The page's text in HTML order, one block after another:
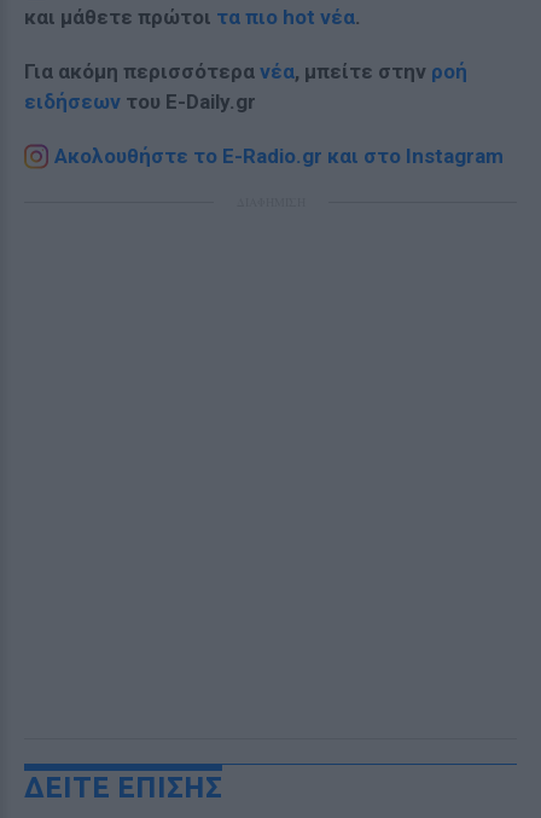
και μάθετε πρώτοι τα πιο hot νέα.
Για ακόμη περισσότερα νέα, μπείτε στην ροή
ειδήσεων του E-Daily.gr
Ακολουθήστε το E-Radio.gr και στο Instagram
ΔΕΙΤΕ ΕΠΙΣΗΣ